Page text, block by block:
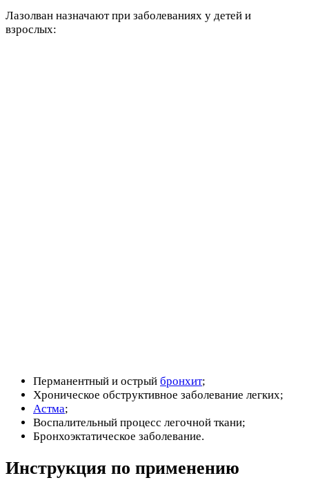
Лазолван назначают при заболеваниях у детей и
взрослых:
Перманентный и острый бронхит;
Хроническое обструктивное заболевание легких;
Астма;
Воспалительный процесс легочной ткани;
Бронхоэктатическое заболевание.
Инструкция по применению